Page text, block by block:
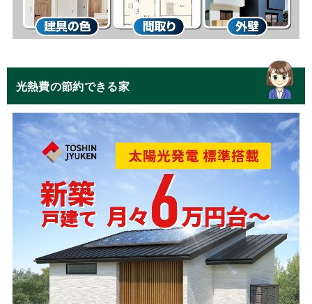
光熱費の節約できる家